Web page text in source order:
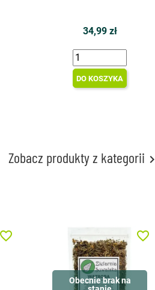
34,99 zł
DO KOSZYKA
Zobacz produkty z kategorii 
favorite_border
Obecnie brak na
favorite_border